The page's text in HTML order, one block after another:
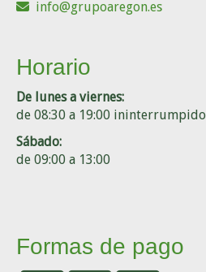
info
grupoaregon.es
Horario
De lunes a viernes:
de 08:30 a 19:00 ininterrumpido
Sábado:
de 09:00 a 13:00
Formas de pago